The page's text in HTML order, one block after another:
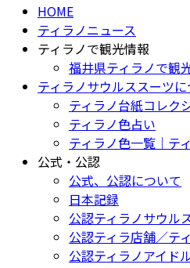
HOME
ティラノニュース
ティラノで観光情報
福井県ティラノで観
ティラノサウルススーツに
ティラノ台紙コレク
ティラノ色占い
ティラノ色一覧｜テ
公式・公認
公式、公認について
日本記録
公認ティラノサウル
公認ティラ店舗／テ
公認ティラノアイド